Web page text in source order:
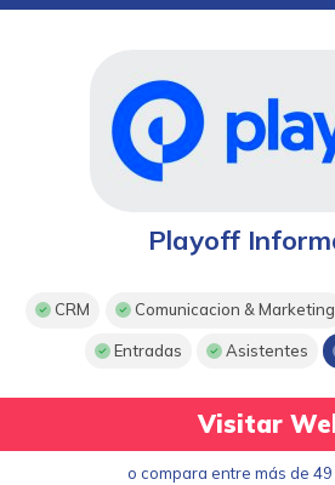
Playoff
CRM Comunicacion & Marketing
Entradas Asistentes
Visitar
o compara entre más de